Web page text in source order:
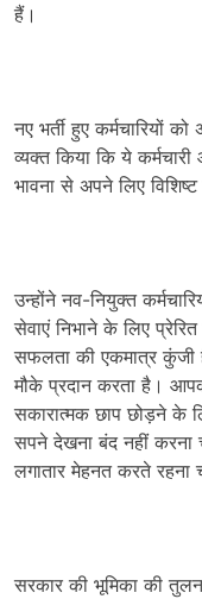
हैं।
नए भर्ती हुए कर्मचारियों
व्यक्त किया कि ये
भावना से अपने लिए
उन्होंने नव-नियुक्त
सेवाएं निभाने के लिए
सफलता की एकमात्र कुंजी
मौके प्रदान करता है।
सकारात्मक छाप छोड़ने के
सपने देखना बंद नहीं करना
लगातार मेहनत करते रहना
सरकार की भूमिका की